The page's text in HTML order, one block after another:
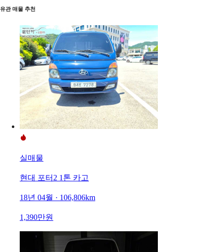
유관 매물 추천
실매물
현대 포터2 1톤 카고
18년 04월 · 106,806km
1,390만원